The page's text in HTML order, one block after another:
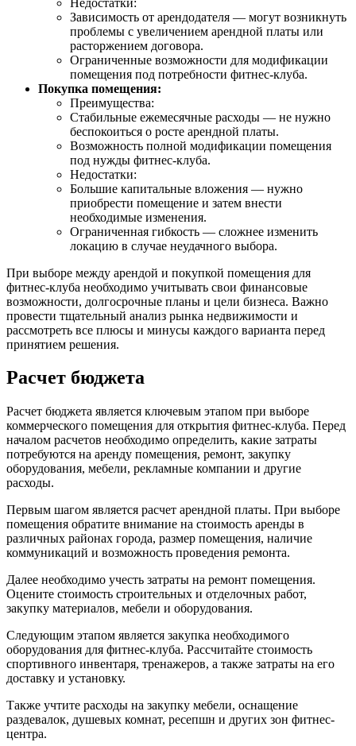
Зависимость от арендодателя — могут возникнуть
проблемы с увеличением арендной платы или
расторжением договора.
Ограниченные возможности для модификации
помещения под потребности фитнес-клуба.
Покупка помещения:
Преимущества:
Стабильные ежемесячные расходы — не нужно
беспокоиться о росте арендной платы.
Возможность полной модификации помещения
под нужды фитнес-клуба.
Недостатки:
Большие капитальные вложения — нужно
приобрести помещение и затем внести
необходимые изменения.
Ограниченная гибкость — сложнее изменить
локацию в случае неудачного выбора.
При выборе между арендой и покупкой помещения для
фитнес-клуба необходимо учитывать свои финансовые
возможности, долгосрочные планы и цели бизнеса. Важно
провести тщательный анализ рынка недвижимости и
рассмотреть все плюсы и минусы каждого варианта перед
принятием решения.
Расчет бюджета
Расчет бюджета является ключевым этапом при выборе
коммерческого помещения для открытия фитнес-клуба. Перед
началом расчетов необходимо определить, какие затраты
потребуются на аренду помещения, ремонт, закупку
оборудования, мебели, рекламные компании и другие
расходы.
Первым шагом является расчет арендной платы. При выборе
помещения обратите внимание на стоимость аренды в
различных районах города, размер помещения, наличие
коммуникаций и возможность проведения ремонта.
Далее необходимо учесть затраты на ремонт помещения.
Оцените стоимость строительных и отделочных работ,
закупку материалов, мебели и оборудования.
Следующим этапом является закупка необходимого
оборудования для фитнес-клуба. Рассчитайте стоимость
спортивного инвентаря, тренажеров, а также затраты на его
доставку и установку.
Также учтите расходы на закупку мебели, оснащение
раздевалок, душевых комнат, ресепшн и других зон фитнес-
центра.